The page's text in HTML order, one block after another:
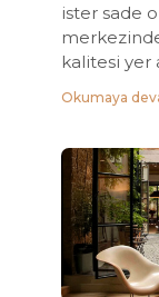
ister sade
kalitesi yer
Okumaya